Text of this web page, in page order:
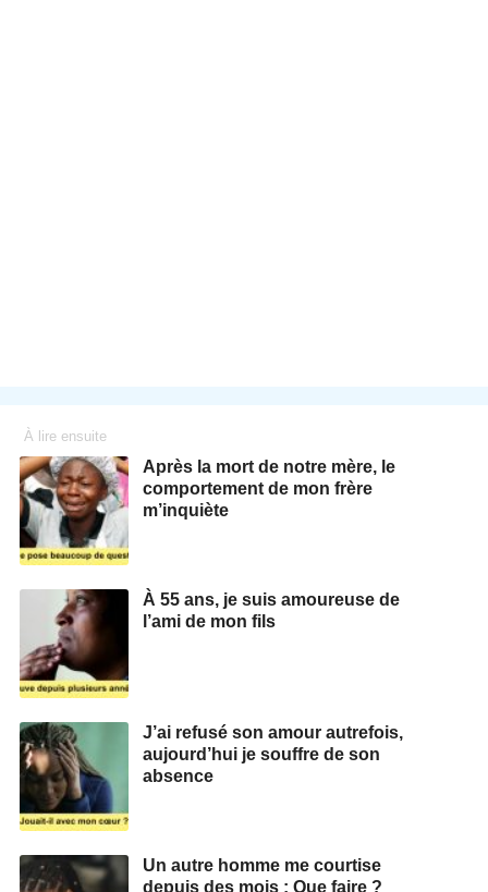
À lire ensuite
Après la mort de notre mère, le
comportement de mon frère
m’inquiète
À 55 ans, je suis amoureuse de
l’ami de mon fils
J’ai refusé son amour autrefois,
aujourd’hui je souffre de son
absence
Un autre homme me courtise
depuis des mois : Que faire ?